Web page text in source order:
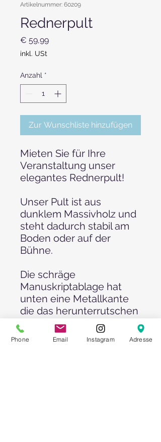
Artikelnummer: 60209
Rednerpult
€ 59,99Preis
inkl. USt
Anzahl *
Zur Wunschliste hinzufügen
Mieten Sie für Ihre
Veranstaltung unser
elegantes Rednerpult!
Unser Pult ist aus
dunklem Massivholz und
steht dadurch stabil am
Boden oder auf der
Bühne.
Die schräge
Manuskriptablage hat
unten eine Metallkante
die das herunterrutschen
der Rednerunterlagen
verhindert.
Phone Email Instagram Adresse